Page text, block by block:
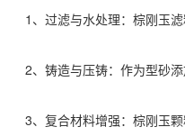
1、过滤与水处理：棕刚玉滤
2、铸造与压铸：作为型砂添
3、复合材料增强：棕刚玉颗